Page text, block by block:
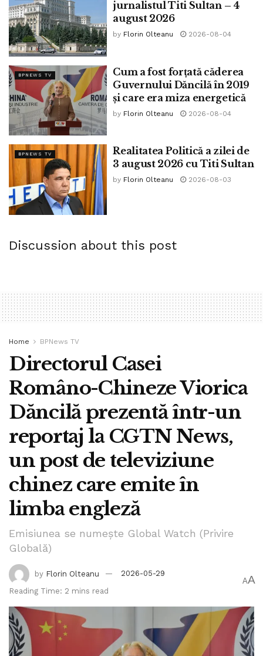
că din punct de vedere al autorităților, ceilalți locatari se pot
întoarce în casele lor.
Șeful statului i-a încurajat pe cei răniți, adică mama și fiul ei
din apartamentul afectat de explozie. Șeful statului a
precizat că tratamentul pe care ei trebuie să îl urmeze ar
putea dura câteva săptămâni.
A spus că deocamdată nu s-a reluat alimentarea cu gaze și
nicusor dan
jurnalistul Titi Sultan – 4
august 2026
by Florin Olteanu 2026-08-04
BPNEWS TV
Cum a fost forțată căderea
Guvernului Dăncilă în 2019
și care era miza energetică
by Florin Olteanu 2026-08-04
BPNEWS TV
Realitatea Politică a zilei de
3 august 2026 cu Titi Sultan
by Florin Olteanu 2026-08-03
Discussion about this post
Home BPNews TV
Directorul Casei
Româno-Chineze Viorica
Dăncilă prezentă într-un
reportaj la CGTN News,
un post de televiziune
chinez care emite în
limba engleză
Emisiunea se numește Global Watch (Privire
Globală)
by Florin Olteanu
2026-05-29
Reading Time: 2 mins read
AA